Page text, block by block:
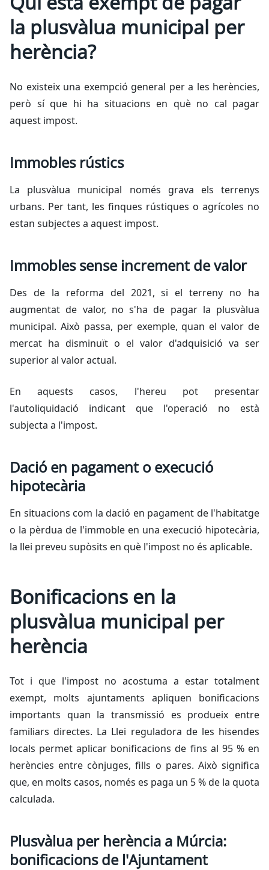
la plusvàlua municipal per
herència?
No existeix una exempció general per a les herències,
però sí que hi ha situacions en què no cal pagar
aquest impost.
Immobles rústics
La plusvàlua municipal només grava els terrenys
urbans. Per tant, les finques rústiques o agrícoles no
estan subjectes a aquest impost.
Immobles sense increment de valor
Des de la reforma del 2021, si el terreny no ha
augmentat de valor, no s'ha de pagar la plusvàlua
municipal. Això passa, per exemple, quan el valor de
mercat ha disminuït o el valor d'adquisició va ser
superior al valor actual.
En aquests casos, l'hereu pot presentar
l'autoliquidació indicant que l'operació no està
subjecta a l'impost.
Dació en pagament o execució
hipotecària
En situacions com la dació en pagament de l'habitatge
o la pèrdua de l'immoble en una execució hipotecària,
la llei preveu supòsits en què l'impost no és aplicable.
Bonificacions en la
plusvàlua municipal per
herència
Tot i que l'impost no acostuma a estar totalment
exempt, molts ajuntaments apliquen bonificacions
importants quan la transmissió es produeix entre
familiars directes. La Llei reguladora de les hisendes
locals permet aplicar bonificacions de fins al 95 % en
herències entre cònjuges, fills o pares. Això significa
que, en molts casos, només es paga un 5 % de la quota
calculada.
Plusvàlua per herència a Múrcia:
bonificacions de l'Ajuntament